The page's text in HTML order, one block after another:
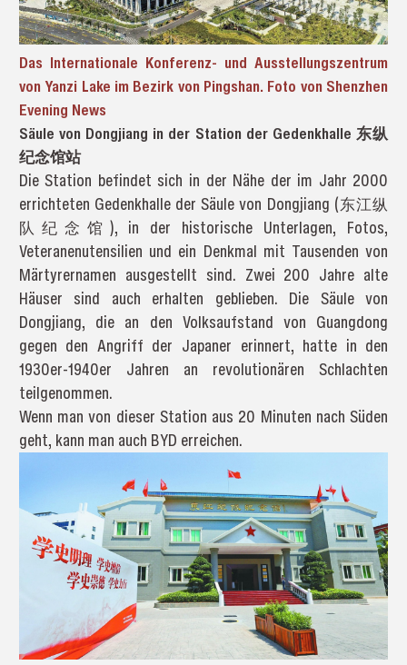
Das Internationale Konferenz- und Ausstellungszentrum
von Yanzi Lake im Bezirk von Pingshan. Foto von Shenzhen
Evening News
Säule von Dongjiang in der Station der Gedenkhalle 东纵
纪念馆站
Die Station befindet sich in der Nähe der im Jahr 2000
errichteten Gedenkhalle der Säule von Dongjiang (东江纵
队纪念馆), in der historische Unterlagen, Fotos,
Veteranenutensilien und ein Denkmal mit Tausenden von
Märtyrernamen ausgestellt sind. Zwei 200 Jahre alte
Häuser sind auch erhalten geblieben. Die Säule von
Dongjiang, die an den Volksaufstand von Guangdong
gegen den Angriff der Japaner erinnert, hatte in den
1930er-1940er Jahren an revolutionären Schlachten
teilgenommen.
Wenn man von dieser Station aus 20 Minuten nach Süden
geht, kann man auch BYD erreichen.